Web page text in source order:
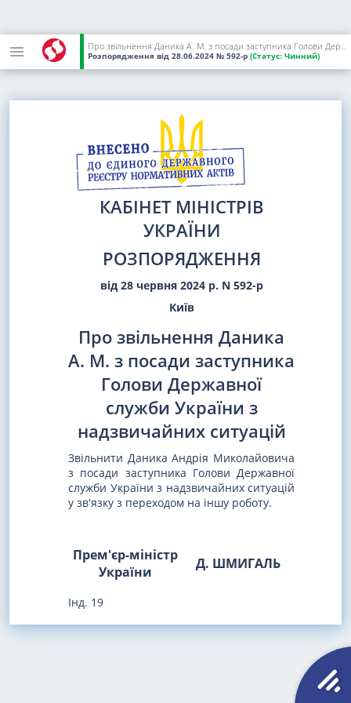
Про звільнення Даника А. М. з посади заступника Голови Державної служби України з надзвичайних ситуацій
Розпорядження від 28.06.2024 № 592-р (Статус: Чинний)
КАБІНЕТ МІНІСТРІВ
УКРАЇНИ
РОЗПОРЯДЖЕННЯ
від 28 червня 2024 р. N 592-р
Київ
Про звільнення Даника
А. М. з посади заступника
Голови Державної
служби України з
надзвичайних ситуацій
Звільнити Даника Андрія Миколайовича
з посади заступника Голови Державної
служби України з надзвичайних ситуацій
у зв'язку з переходом на іншу роботу.
Прем'єр-міністр
України
Д. ШМИГАЛЬ
Інд. 19